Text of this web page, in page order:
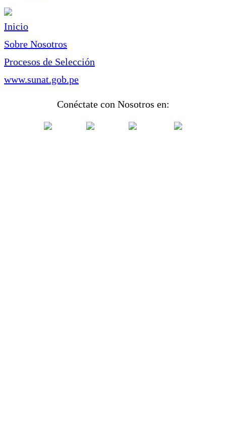
Inicio
Sobre Nosotros
Procesos de Selección
www.sunat.gob.pe
Conéctate con Nosotros en: